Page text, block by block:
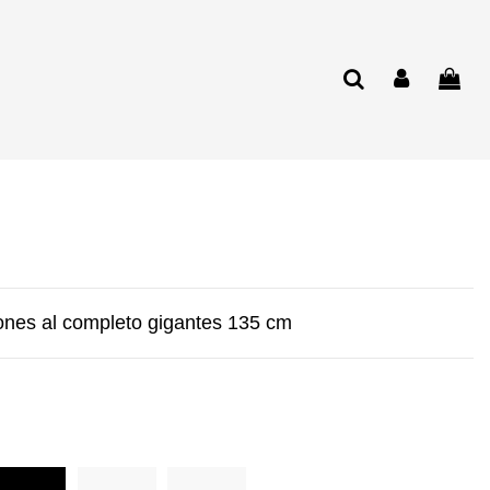
al completo gigantes 135 cm